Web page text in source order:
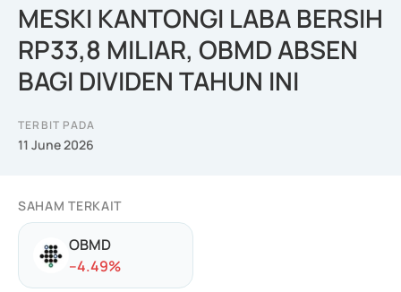
MESKI KANTONGI LABA BERSIH
RP33,8 MILIAR, OBMD ABSEN
BAGI DIVIDEN TAHUN INI
TERBIT PADA
11 June 2026
SAHAM TERKAIT
OBMD
--4.49%